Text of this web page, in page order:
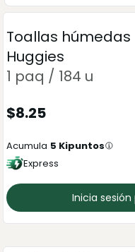
Toallas húmedas
Huggies
1 paq / 184 u
$8.25
Acumula 5 Kipuntos
Express
Inicia